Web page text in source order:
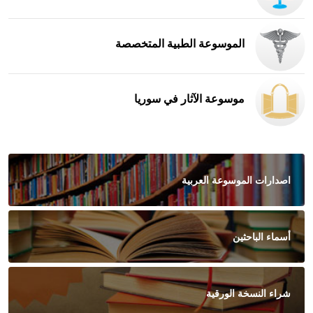
الموسوعة الطبية المتخصصة
موسوعة الآثار في سوريا
اصدارات الموسوعة العربية
أسماء الباحثين
شراء النسخة الورقية